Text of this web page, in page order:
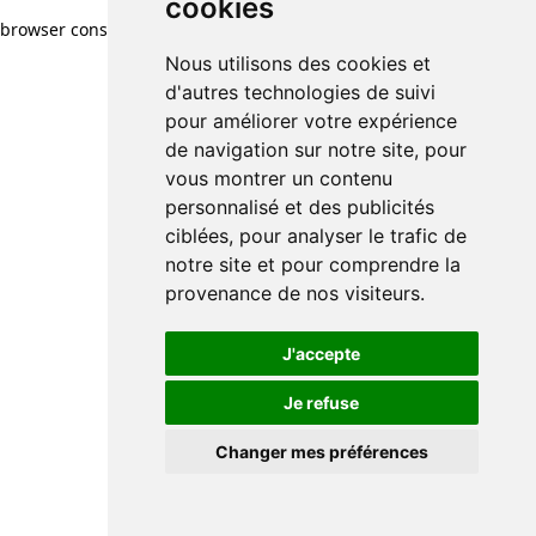
cookies
Nous utilisons des cookies et
d'autres technologies de suivi
pour améliorer votre expérience
de navigation sur notre site, pour
vous montrer un contenu
personnalisé et des publicités
ciblées, pour analyser le trafic de
notre site et pour comprendre la
provenance de nos visiteurs.
J'accepte
Je refuse
Changer mes préférences
browser console for more information)